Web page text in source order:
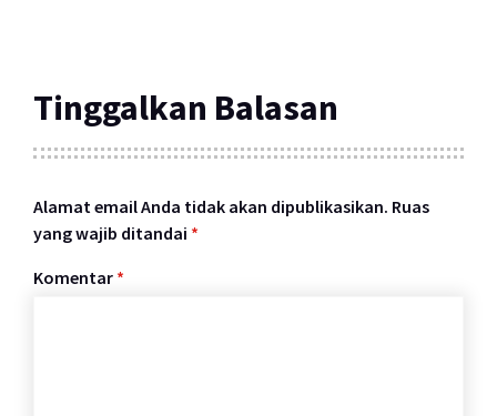
Tinggalkan Balasan
Alamat email Anda tidak akan dipublikasikan. Ruas
yang wajib ditandai *
Komentar *